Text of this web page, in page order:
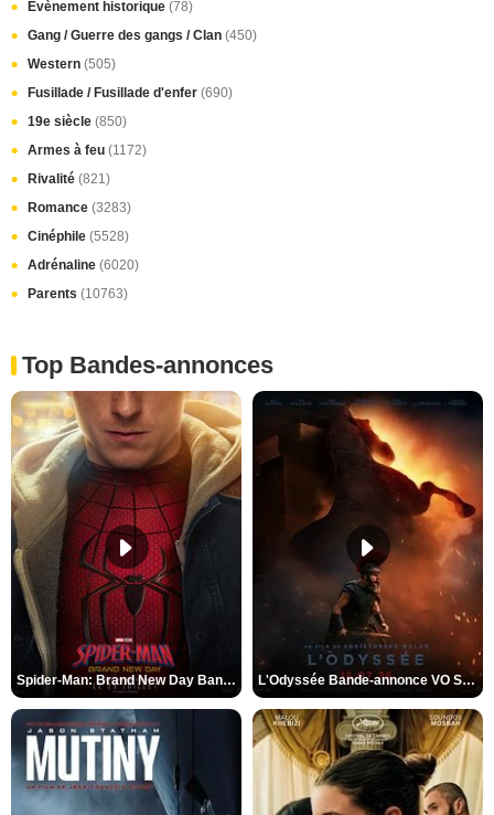
Evènement historique (78)
Gang / Guerre des gangs / Clan (450)
Western (505)
Fusillade / Fusillade d'enfer (690)
19e siècle (850)
Armes à feu (1172)
Rivalité (821)
Romance (3283)
Cinéphile (5528)
Adrénaline (6020)
Parents (10763)
Top Bandes-annonces
Spider-Man: Brand New Day Bande-annonce VO STFR L'Odyssée Bande-annonce VO STFR